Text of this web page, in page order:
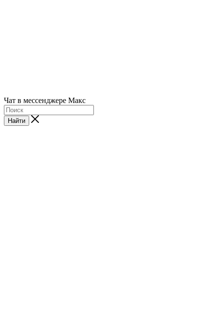
Чат в мессенджере Макс
Найти